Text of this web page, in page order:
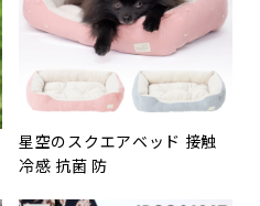
星空のスクエアベッド 接触
冷感 抗菌 防